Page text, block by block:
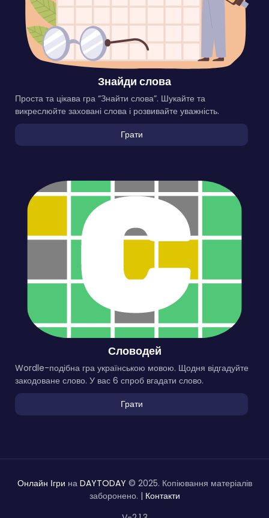
Знайди слова
Проста та цікава гра “Знайти слова”. Шукайте та
викреслюйте заховані слова і розвивайте уважність.
Грати
Словодей
Wordle-подібна гра українською мовою. Щодня відгадуйте
закодоване слово. У вас 6 спроб вгадати слово.
Грати
Онлайн Ігри на DAYTODAY © 2025. Копіювання матеріалів
заборонено. | Контакти